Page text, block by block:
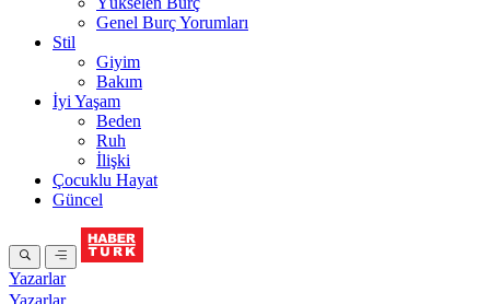
Genel Burç Yorumları
Stil
Giyim
Bakım
İyi Yaşam
Beden
Ruh
İlişki
Çocuklu Hayat
Güncel
Yazarlar
Yazarlar